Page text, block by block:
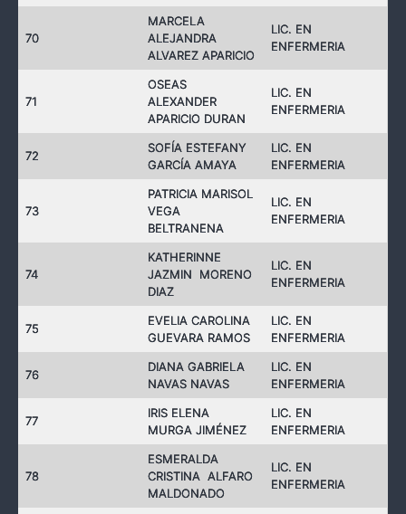
70
MARCELA
ALEJANDRA
ALVAREZ APARICIO
LIC. EN
ENFERMERIA
71
OSEAS
ALEXANDER
APARICIO DURAN
LIC. EN
ENFERMERIA
72
SOFÍA ESTEFANY
GARCÍA AMAYA
LIC. EN
ENFERMERIA
73
PATRICIA MARISOL
VEGA
BELTRANENA
LIC. EN
ENFERMERIA
74
KATHERINNE
JAZMIN MORENO
DIAZ
LIC. EN
ENFERMERIA
75
EVELIA CAROLINA
GUEVARA RAMOS
LIC. EN
ENFERMERIA
76
DIANA GABRIELA
NAVAS NAVAS
LIC. EN
ENFERMERIA
77
IRIS ELENA
MURGA JIMÉNEZ
LIC. EN
ENFERMERIA
78
ESMERALDA
CRISTINA ALFARO
MALDONADO
LIC. EN
ENFERMERIA